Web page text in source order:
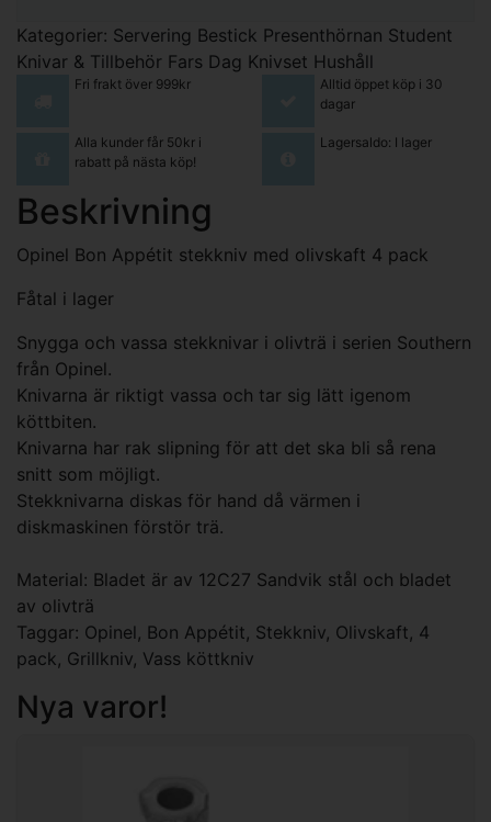
Kategorier: Servering Bestick Presenthörnan Student
Knivar & Tillbehör Fars Dag Knivset Hushåll
Fri frakt över 999kr
Alltid öppet köp i 30
dagar
Alla kunder får 50kr i
rabatt på nästa köp!
Lagersaldo: I lager
Beskrivning
Opinel Bon Appétit stekkniv med olivskaft 4 pack
Fåtal i lager
Snygga och vassa stekknivar i olivträ i serien Southern
från Opinel.
Knivarna är riktigt vassa och tar sig lätt igenom
köttbiten.
Knivarna har rak slipning för att det ska bli så rena
snitt som möjligt.
Stekknivarna diskas för hand då värmen i
diskmaskinen förstör trä.
Material: Bladet är av 12C27 Sandvik stål och bladet
av olivträ
Taggar: Opinel, Bon Appétit, Stekkniv, Olivskaft, 4
pack, Grillkniv, Vass köttkniv
Nya varor!